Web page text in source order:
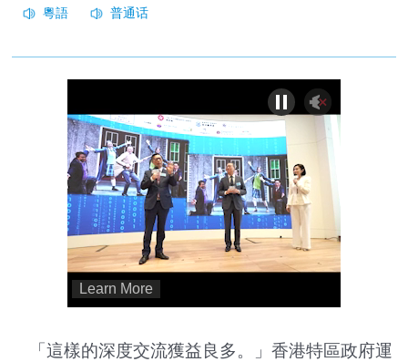
「這樣的深度交流獲益良多。」香港特區政府運